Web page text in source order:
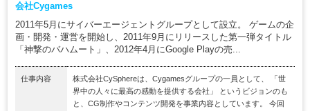
会社Cygames
2011年5月にサイバーエージェントグループとして設立。 ゲームの企
画・開発・運営を開始し、2011年9月にリリースした第一弾タイトル
「神撃のバハムート」、2012年4月にGoogle Playの売...
仕事内容
株式会社CySphereは、Cygamesグループの一員として、 「世
界中の人々に最高の感動を提供する会社」 というビジョンのも
と、CG制作やコンテンツ開発を事業内容としています。 今回